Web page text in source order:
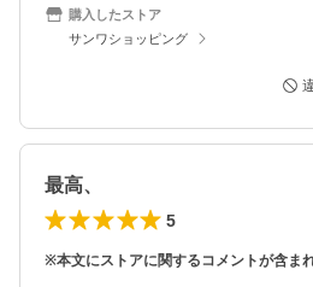
購入したストア
サンワショッピング
最高、
5
※本文にストアに関するコメントが含ま